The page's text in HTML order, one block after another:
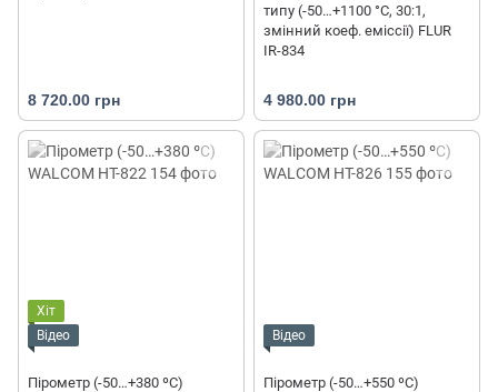
8 720.00 грн
типу (-50…+1100 °С, 30:1,
змінний коеф. еміссії) FLUR
IR-834
4 980.00 грн
Хіт
Відео
Пірометр (-50…+380 ºС)
Відео
Пірометр (-50…+550 ºС)